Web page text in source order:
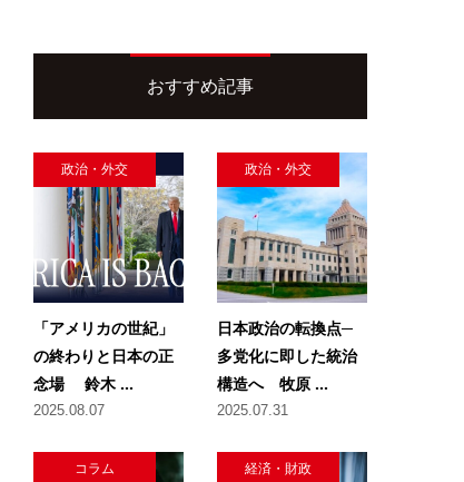
おすすめ記事
政治・外交
「アメリカの世紀」
の終わりと日本の正
念場 鈴木 ...
2025.08.07
政治・外交
日本政治の転換点─
多党化に即した統治
構造へ 牧原 ...
2025.07.31
コラム 経済・財政